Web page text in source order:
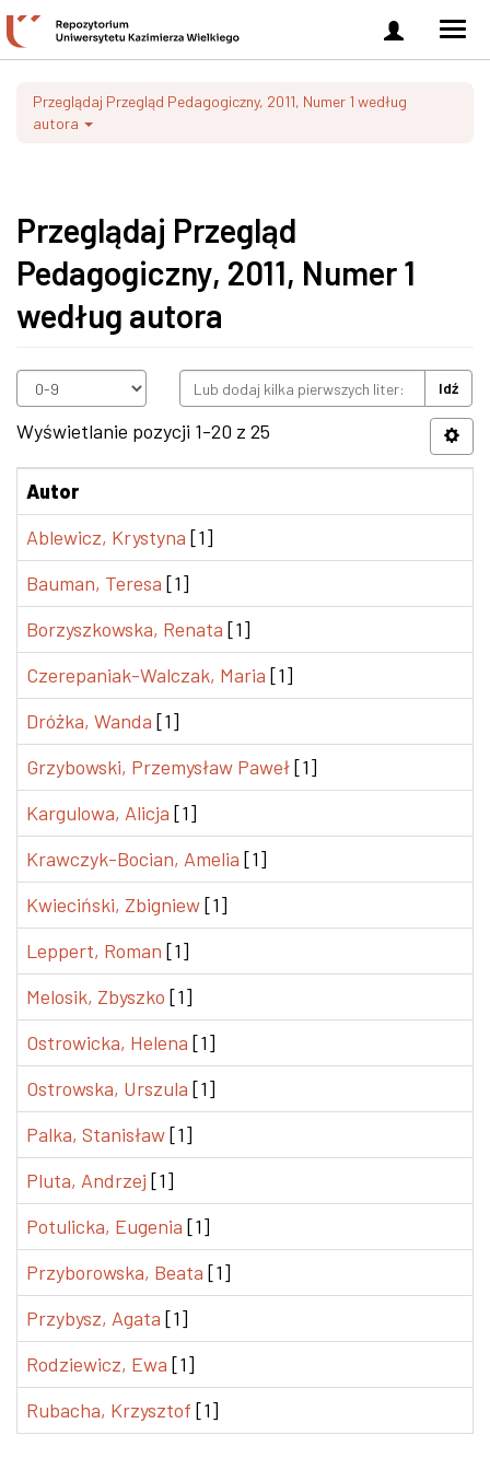
Zaloguj
się
Przeglądaj Przegląd Pedagogiczny, 2011, Numer 1 według
autora
Przeglądaj Przegląd
Pedagogiczny, 2011, Numer 1
według autora
Idź
Wyświetlanie pozycji 1-20 z 25
Autor
Ablewicz, Krystyna [1]
Bauman, Teresa [1]
Borzyszkowska, Renata [1]
Czerepaniak-Walczak, Maria [1]
Dróżka, Wanda [1]
Grzybowski, Przemysław Paweł[1]
Kargulowa, Alicja [1]
Krawczyk-Bocian, Amelia [1]
Kwieciński, Zbigniew[1]
Leppert, Roman [1]
Melosik, Zbyszko [1]
Ostrowicka, Helena [1]
Ostrowska, Urszula [1]
Palka, Stanisław[1]
Pluta, Andrzej [1]
Potulicka, Eugenia [1]
Przyborowska, Beata [1]
Przybysz, Agata [1]
Rodziewicz, Ewa [1]
Rubacha, Krzysztof [1]